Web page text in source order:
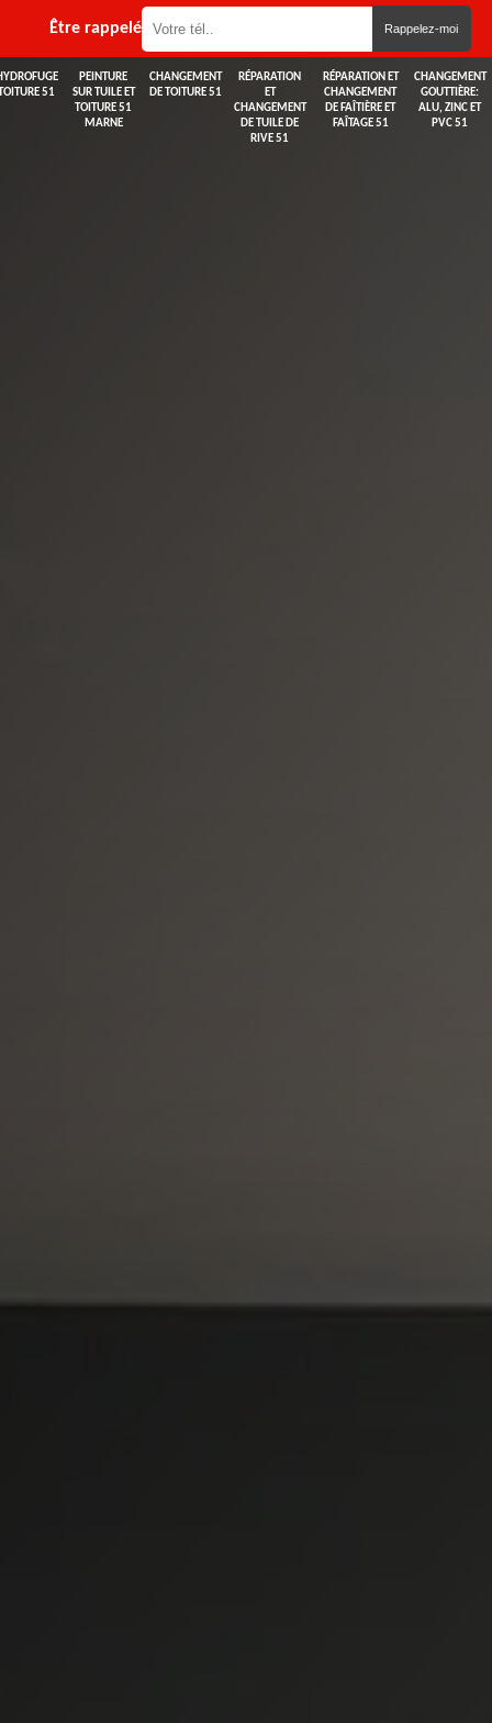
Être rappelé
51
PEINTURE
SUR TUILE ET
TOITURE 51
MARNE
CHANGEMENT
DE TOITURE 51
RÉPARATION
ET
CHANGEMENT
DE TUILE DE
RIVE 51
RÉPARATION ET
CHANGEMENT
DE FAÎTIÈRE ET
FAÎTAGE 51
CHANGEMENT
GOUTTIÈRE:
ALU, ZINC ET
PVC 51